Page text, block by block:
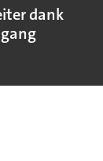
dank